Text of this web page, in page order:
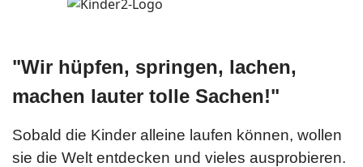
"Wir hüpfen, springen, lachen,
machen lauter tolle Sachen!"
Sobald die Kinder alleine laufen können, wollen
sie die Welt entdecken und vieles ausprobieren.